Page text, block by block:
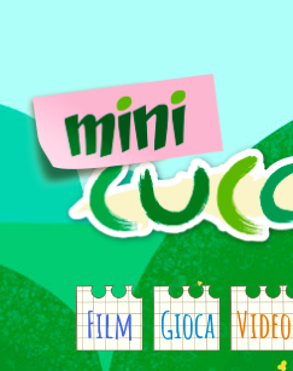
Film Gioca Video